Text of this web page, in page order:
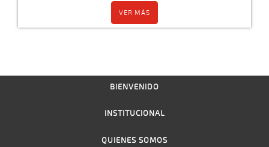
VER MÁS
BIENVENIDO
INSTITUCIONAL
QUIENES SOMOS